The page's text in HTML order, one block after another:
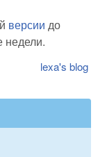
версии до
недели.
lexa's blog